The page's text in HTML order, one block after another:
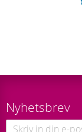
Nyhetsbrev